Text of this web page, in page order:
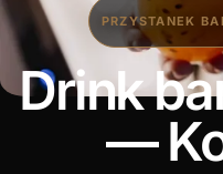
PRZYSTANEK
Drink
—